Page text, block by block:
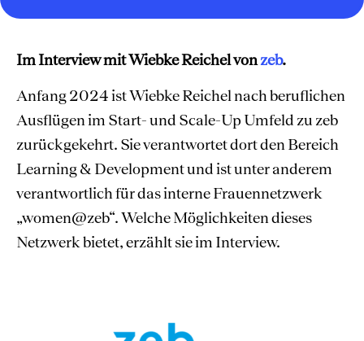
Im Interview mit Wiebke Reichel vonzeb.
Anfang 2024 ist Wiebke Reichel nach beruflichen
Ausflügen im Start- und Scale-Up Umfeld zu zeb
zurückgekehrt. Sie verantwortet dort den Bereich
Learning & Development und ist unter anderem
verantwortlich für das interne Frauennetzwerk
„women@zeb“. Welche Möglichkeiten dieses
Netzwerk bietet, erzählt sie im Interview.